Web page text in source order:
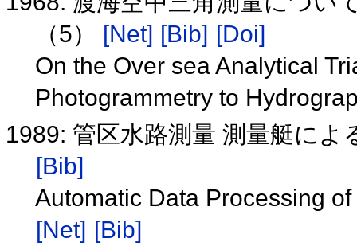
（5） [Net] [Bib] [Doi]
On the Over sea Analytical
Photogrammetry to
1989: 管区水路測量 測量艇に
[Bib]
Automatic Data Processing
[Net] [Bib]